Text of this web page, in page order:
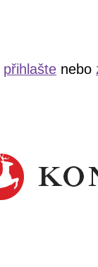
přihlašte nebo